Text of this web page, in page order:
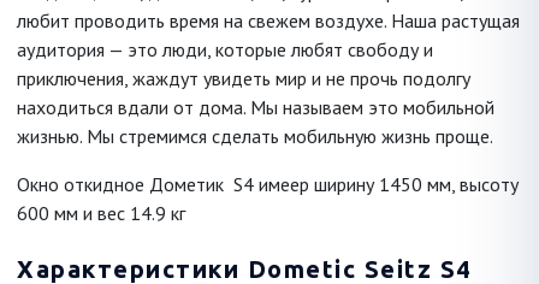
любит проводить время на свежем воздухе. Наша растущая
аудитория — это люди, которые любят свободу и
приключения, жаждут увидеть мир и не прочь подолгу
находиться вдали от дома. Мы называем это мобильной
жизнью. Мы стремимся сделать мобильную жизнь проще.
Окно откидное Дометик S4 имеер ширину 1450 мм, высоту
600 мм и вес 14.9 кг
Характеристики Dometic Seitz S4